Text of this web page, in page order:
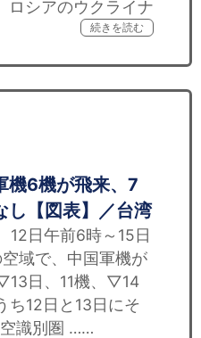
ロシアのウクライナ
続きを読む
機6機が飛来、7
し【図表】／台湾
12日午前6時～15日
域で、中国軍機が
日、11機、▽14
ち12日と13日にそ
識別圏 ……